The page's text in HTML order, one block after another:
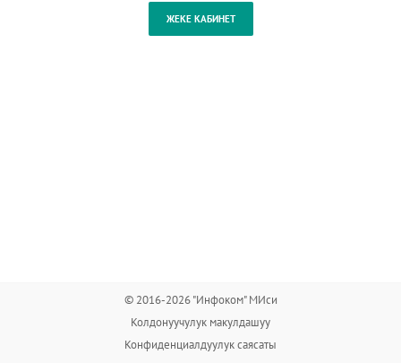
© 2016-2026 "Инфоком" МИси
Колдонуучулук макулдашуу
Конфиденциалдуулук саясаты